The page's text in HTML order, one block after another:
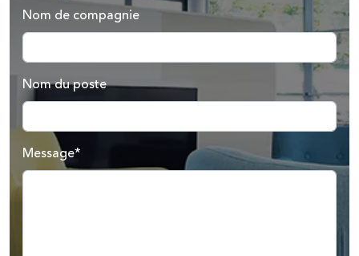
Nom de compagnie
Nom du poste
Message*